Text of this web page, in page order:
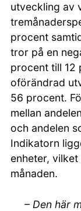
utveckling av
procent
tror på en
procent till 12
oförändrad
56 procent.
mellan
och andelen
Indikatorn
enheter,
månaden.
– Den här